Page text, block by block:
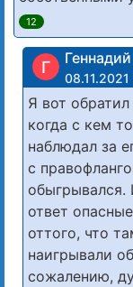
12
Г
Я вот
когда с кем
наблюдал за
с
обыгрывался.
ответ
оттого, что
наигрывали
сожалению,